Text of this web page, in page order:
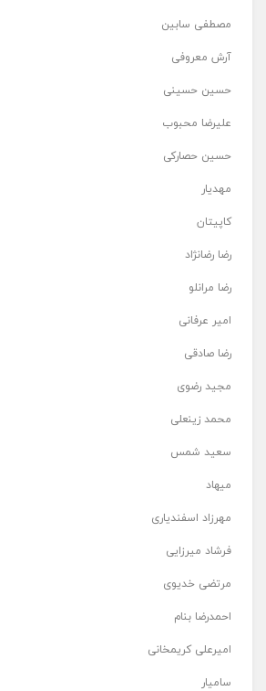
مصطفی سابین
آرش معروفی
حسین حسینی
علیرضا محبوب
حسین حصارکی
مهدیار
کاپیتان
رضا رضانژاد
رضا مرانلو
امیر عرفانی
رضا صادقی
مجید رضوی
محمد زینعلی
سعید شمس
میهاد
مهرزاد اسفندیاری
فرشاد میرزایی
مرتضی خدیوی
احمدرضا بنام
امیرعلی کریمخانی
سامیار